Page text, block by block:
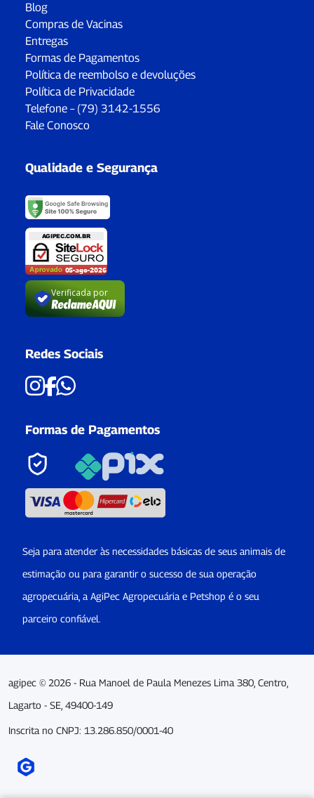
Blog
Compras de Vacinas
Entregas
Formas de Pagamentos
Política de reembolso e devoluções
Política de Privacidade
Telefone – (79) 3142-1556
Fale Conosco
Qualidade e Segurança
Verificada por
Redes Sociais
Formas de Pagamentos
Seja para atender às necessidades básicas de seus animais de
estimação ou para garantir o sucesso de sua operação
agropecuária, a AgiPec Agropecuária e Petshop é o seu
parceiro confiável.
agipec © 2026 - Rua Manoel de Paula Menezes Lima 380, Centro,
Lagarto - SE, 49400-149
Inscrita no CNPJ: 13.286.850/0001-40